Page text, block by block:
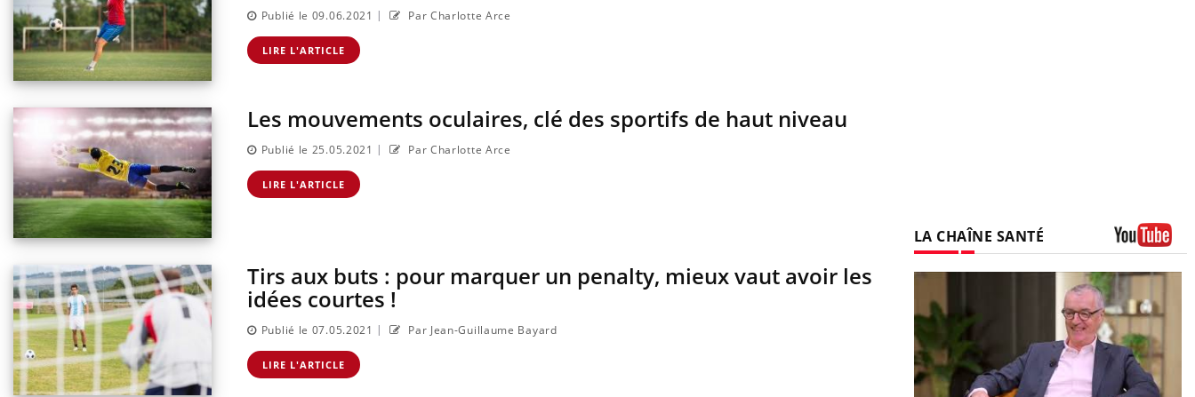
Publié le 09.06.2021 | Par Charlotte Arce
LIRE L'ARTICLE
Les mouvements oculaires, clé des sportifs de haut niveau
Publié le 25.05.2021 | Par Charlotte Arce
LIRE L'ARTICLE
Tirs aux buts : pour marquer un penalty, mieux vaut avoir les
idées courtes !
Publié le 07.05.2021 | Par Jean-Guillaume Bayard
LIRE L'ARTICLE
LA CHAÎNE SANTÉ